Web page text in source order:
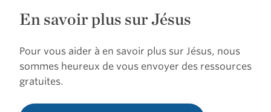
En savoir plus sur Jésus
Pour vous aider à en savoir plus sur Jésus, nous
sommes heureux de vous envoyer des ressources
gratuites.